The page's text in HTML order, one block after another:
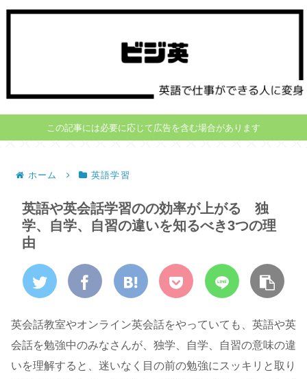
この記事には必要に応じて広告を含む場合があります
ホーム 英語学習
英語や英会話学習のの効率が上がる 独
学、自学、自習の違いを知るべき3つの理
由
英会話教室やオンライン英会話をやっていても、英語や英
会話を勉強中のみなさんが、独学、自学、自習の意味の違
いを理解すると、迷いなく目の前の勉強にスッキリと取り